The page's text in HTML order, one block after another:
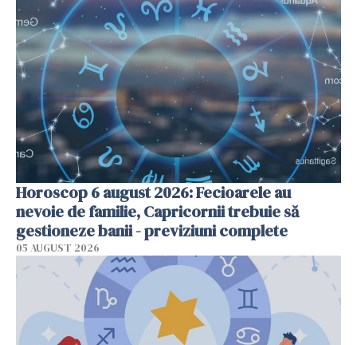
Horoscop 6 august 2026: Fecioarele au
nevoie de familie, Capricornii trebuie să
gestioneze banii - previziuni complete
05 AUGUST 2026